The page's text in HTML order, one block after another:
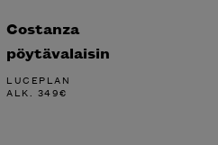
Costanza
pöytävalaisin
LUCEPLAN
ALK. 349€